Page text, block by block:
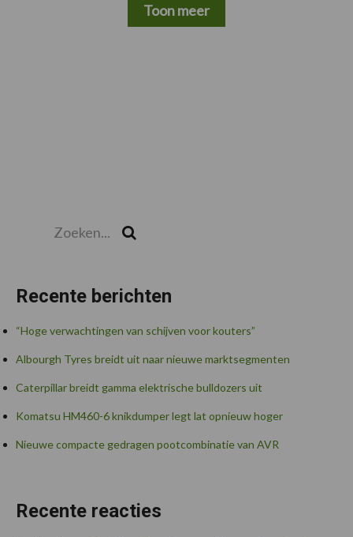
Toon meer
Recente berichten
“Hoge verwachtingen van schijven voor kouters”
Albourgh Tyres breidt uit naar nieuwe marktsegmenten
Caterpillar breidt gamma elektrische bulldozers uit
Komatsu HM460-6 knikdumper legt lat opnieuw hoger
Nieuwe compacte gedragen pootcombinatie van AVR
Recente reacties